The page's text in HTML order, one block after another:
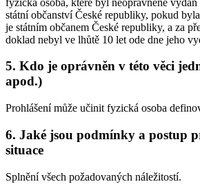
státní občanství České republiky, pokud
je státním občanem České republiky, a za
doklad nebyl ve lhůtě 10 let ode dne jeho
5. Kdo je oprávněn v této věci
apod.)
Prohlášení může učinit fyzická osoba
6. Jaké jsou podmínky a postup
situace
Splnění všech požadovaných náležitostí.